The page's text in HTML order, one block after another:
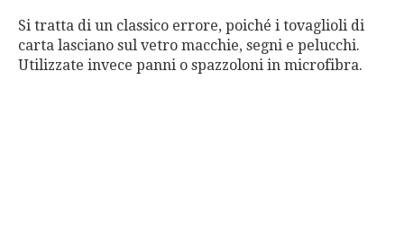
Si tratta di un classico errore, poiché i tovaglioli di
carta lasciano sul vetro macchie, segni e pelucchi.
Utilizzate invece panni o spazzoloni in microfibra.